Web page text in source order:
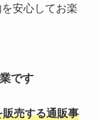
安心してお楽
です
売する通販事